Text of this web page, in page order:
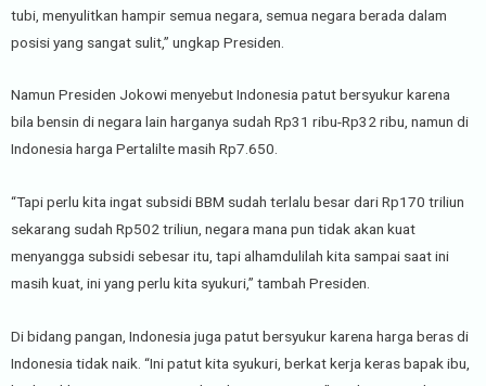
tubi, menyulitkan hampir semua negara, semua negara berada dalam
posisi yang sangat sulit,” ungkap Presiden.
Namun Presiden Jokowi menyebut Indonesia patut bersyukur karena
bila bensin di negara lain harganya sudah Rp31 ribu-Rp32 ribu, namun di
Indonesia harga Pertalilte masih Rp7.650.
“Tapi perlu kita ingat subsidi BBM sudah terlalu besar dari Rp170 triliun
sekarang sudah Rp502 triliun, negara mana pun tidak akan kuat
menyangga subsidi sebesar itu, tapi alhamdulilah kita sampai saat ini
masih kuat, ini yang perlu kita syukuri,” tambah Presiden.
Di bidang pangan, Indonesia juga patut bersyukur karena harga beras di
Indonesia tidak naik. “Ini patut kita syukuri, berkat kerja keras bapak ibu,